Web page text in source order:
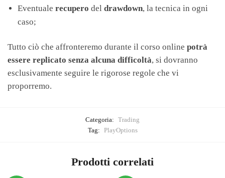
Eventuale recupero del drawdown, la tecnica in ogni
caso;
Tutto ciò che affronteremo durante il corso online potrà
essere replicato senza alcuna difficoltà, si dovranno
esclusivamente seguire le rigorose regole che vi
proporremo.
Categoria: Trading
Tag: PlayOptions
Prodotti correlati